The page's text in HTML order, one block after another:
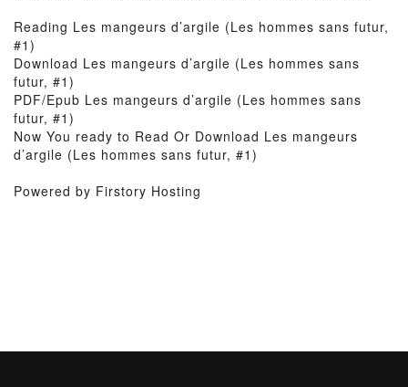
Reading Les mangeurs d’argile (Les hommes sans futur,
#1)
Download Les mangeurs d’argile (Les hommes sans
futur, #1)
PDF/Epub Les mangeurs d’argile (Les hommes sans
futur, #1)
Now You ready to Read Or Download Les mangeurs
d’argile (Les hommes sans futur, #1)
Powered by Firstory Hosting